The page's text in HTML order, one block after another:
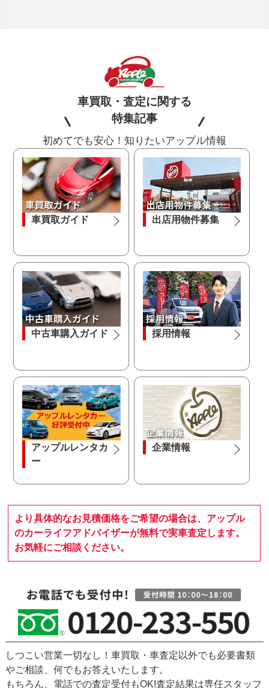
車買取・査定に関する
特集記事
初めてでも安心！知りたいアップル情報
車買取ガイド 出店用物件募集
中古車購入ガイド 採用情報
アップルレンタカ
ー
企業情報
より具体的なお見積価格をご希望の場合は、アップル
のカーライフアドバイザーが無料で実車査定します。
お気軽にご相談ください。
しつこい営業一切なし！車買取・車査定以外でも必要書類
やご相談、何でもお答えいたします。
もちろん、 電話での査定受付もOK!査定結果は専任スタッフ